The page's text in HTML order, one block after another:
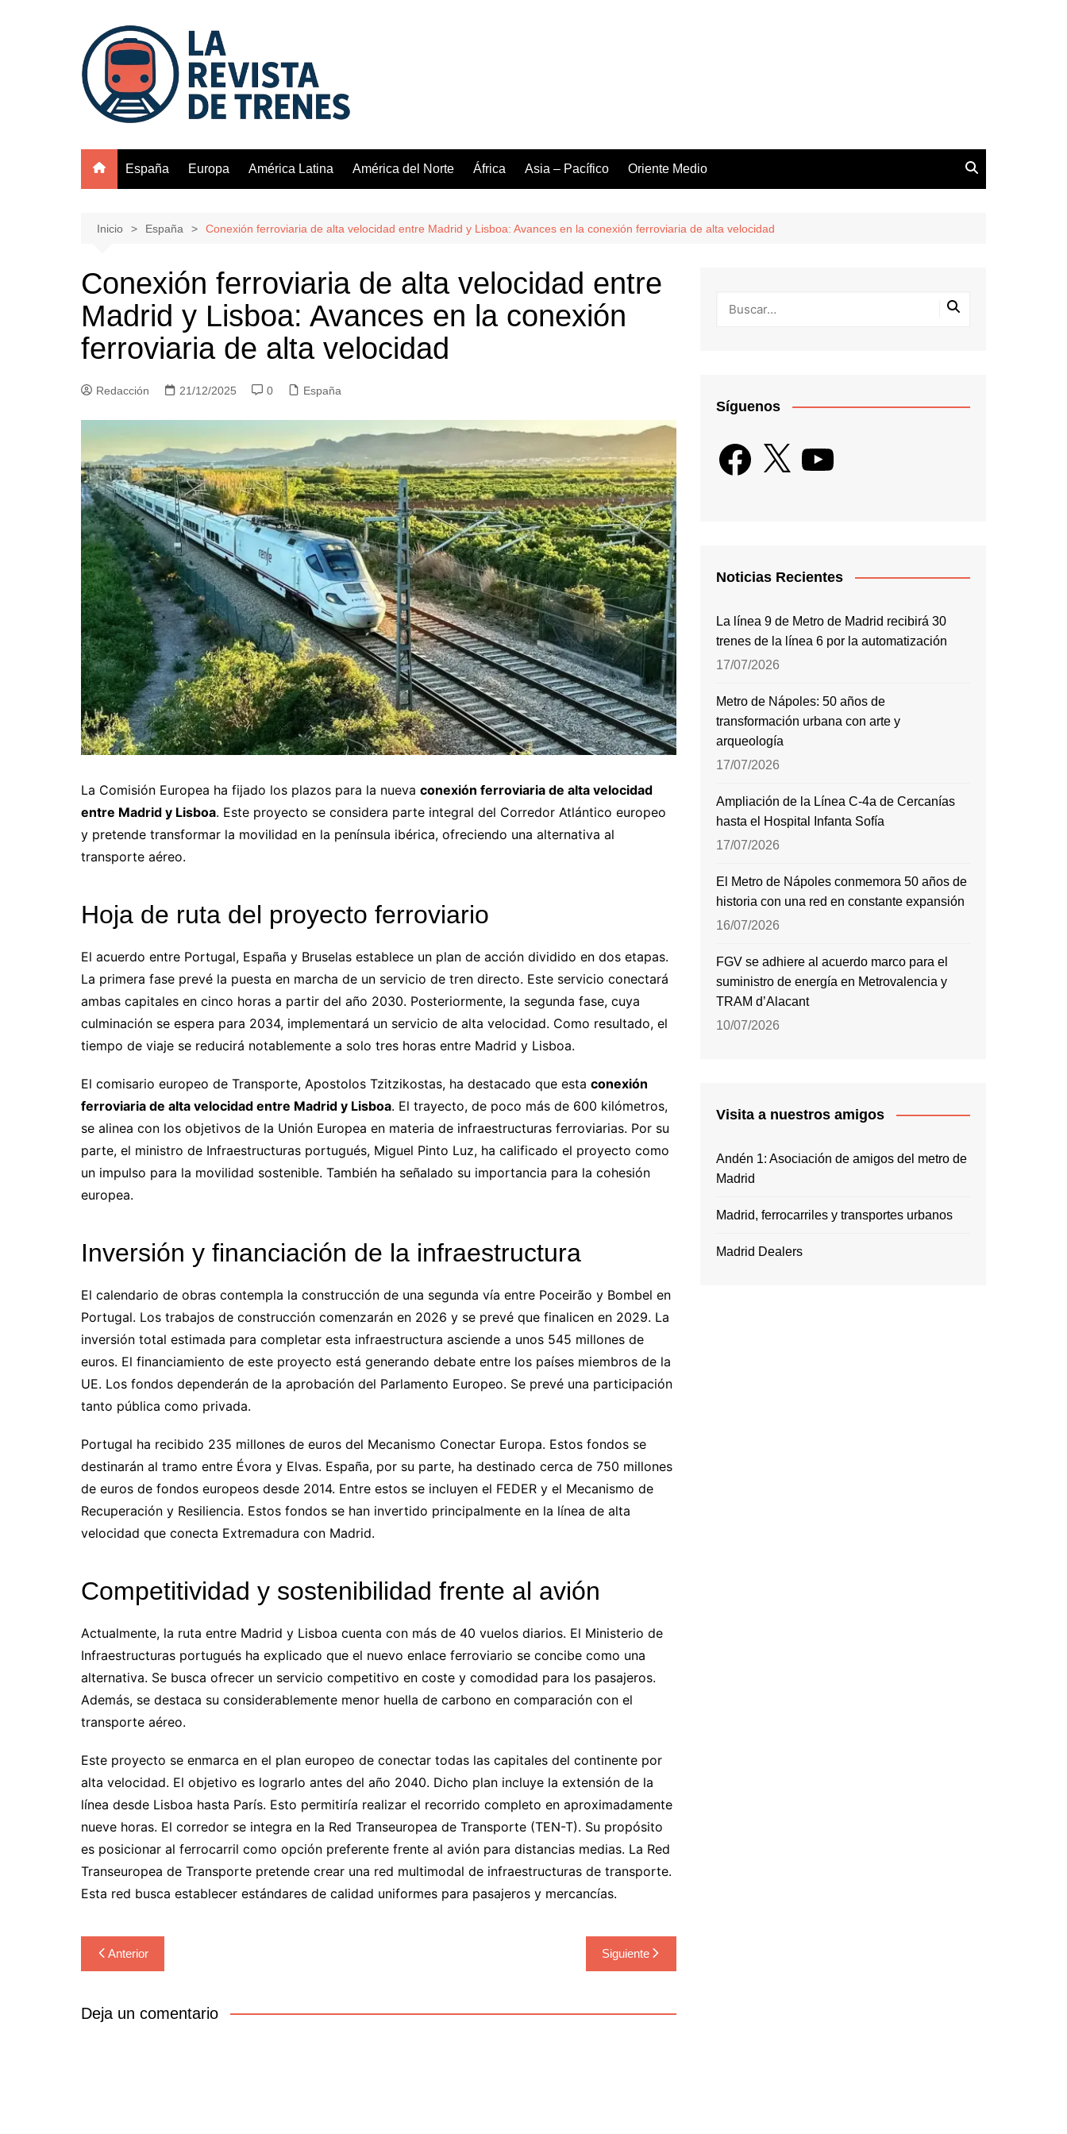
España Europa América Latina América del Norte África Asia – Pacífico Oriente Medio
Inicio España Conexión ferroviaria de alta velocidad entre Madrid y Lisboa: Avances en la conexión ferroviaria de alta velocidad
Conexión ferroviaria de alta velocidad entre
Madrid y Lisboa: Avances en la conexión
ferroviaria de alta velocidad
Redacción 21/12/2025 0 España
La Comisión Europea ha fijado los plazos para la nueva conexión ferroviaria de alta velocidad
entre Madrid y Lisboa. Este proyecto se considera parte integral del Corredor Atlántico europeo
y pretende transformar la movilidad en la península ibérica, ofreciendo una alternativa al
transporte aéreo.
Hoja de ruta del proyecto ferroviario
El acuerdo entre Portugal, España y Bruselas establece un plan de acción dividido en dos etapas.
La primera fase prevé la puesta en marcha de un servicio de tren directo. Este servicio conectará
ambas capitales en cinco horas a partir del año 2030. Posteriormente, la segunda fase, cuya
culminación se espera para 2034, implementará un servicio de alta velocidad. Como resultado, el
tiempo de viaje se reducirá notablemente a solo tres horas entre Madrid y Lisboa.
El comisario europeo de Transporte, Apostolos Tzitzikostas, ha destacado que esta conexión
ferroviaria de alta velocidad entre Madrid y Lisboa. El trayecto, de poco más de 600 kilómetros,
se alinea con los objetivos de la Unión Europea en materia de infraestructuras ferroviarias. Por su
parte, el ministro de Infraestructuras portugués, Miguel Pinto Luz, ha calificado el proyecto como
un impulso para la movilidad sostenible. También ha señalado su importancia para la cohesión
europea.
Inversión y financiación de la infraestructura
El calendario de obras contempla la construcción de una segunda vía entre Poceirão y Bombel en
Portugal. Los trabajos de construcción comenzarán en 2026 y se prevé que finalicen en 2029. La
inversión total estimada para completar esta infraestructura asciende a unos 545 millones de
euros. El financiamiento de este proyecto está generando debate entre los países miembros de la
UE. Los fondos dependerán de la aprobación del Parlamento Europeo. Se prevé una participación
tanto pública como privada.
Portugal ha recibido 235 millones de euros del Mecanismo Conectar Europa. Estos fondos se
destinarán al tramo entre Évora y Elvas. España, por su parte, ha destinado cerca de 750 millones
de euros de fondos europeos desde 2014. Entre estos se incluyen el FEDER y el Mecanismo de
Recuperación y Resiliencia. Estos fondos se han invertido principalmente en la línea de alta
velocidad que conecta Extremadura con Madrid.
Competitividad y sostenibilidad frente al avión
Actualmente, la ruta entre Madrid y Lisboa cuenta con más de 40 vuelos diarios. El Ministerio de
Infraestructuras portugués ha explicado que el nuevo enlace ferroviario se concibe como una
alternativa. Se busca ofrecer un servicio competitivo en coste y comodidad para los pasajeros.
Además, se destaca su considerablemente menor huella de carbono en comparación con el
transporte aéreo.
Este proyecto se enmarca en el plan europeo de conectar todas las capitales del continente por
alta velocidad. El objetivo es lograrlo antes del año 2040. Dicho plan incluye la extensión de la
línea desde Lisboa hasta París. Esto permitiría realizar el recorrido completo en aproximadamente
nueve horas. El corredor se integra en la Red Transeuropea de Transporte (TEN-T). Su propósito
es posicionar al ferrocarril como opción preferente frente al avión para distancias medias. La Red
Transeuropea de Transporte pretende crear una red multimodal de infraestructuras de transporte.
Esta red busca establecer estándares de calidad uniformes para pasajeros y mercancías.
Navegación
de
entradas
Anterior Siguiente
Deja un comentario
Síguenos
Facebook
X YouTube
Noticias Recientes
La línea 9 de Metro de Madrid recibirá 30
trenes de la línea 6 por la automatización
17/07/2026
Metro de Nápoles: 50 años de
transformación urbana con arte y
arqueología
17/07/2026
Ampliación de la Línea C-4a de Cercanías
hasta el Hospital Infanta Sofía
17/07/2026
El Metro de Nápoles conmemora 50 años de
historia con una red en constante expansión
16/07/2026
FGV se adhiere al acuerdo marco para el
suministro de energía en Metrovalencia y
TRAM d’Alacant
10/07/2026
Visita a nuestros amigos
Andén 1: Asociación de amigos del metro de
Madrid
Madrid, ferrocarriles y transportes urbanos
Madrid Dealers